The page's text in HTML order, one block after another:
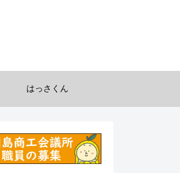
はっさくん